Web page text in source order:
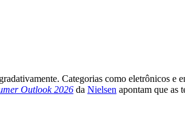
Categorias como eletrônicos e
Outlook 2026 da Nielsen apontam que as